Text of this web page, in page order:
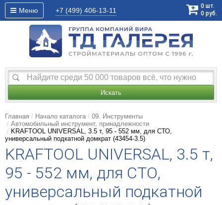
Меню +7 (499) 406-13-11
0 шт.
0 руб.
Искать
Главная Начало каталога
09. Инструменты
Автомобильный инструмент, принадлежности
KRAFTOOL UNIVERSAL, 3.5 т, 95 - 552 мм, для СТО,
универсальный подкатной домкрат (43454-3.5)
KRAFTOOL UNIVERSAL, 3.5 т,
95 - 552 мм, для СТО,
универсальный подкатной